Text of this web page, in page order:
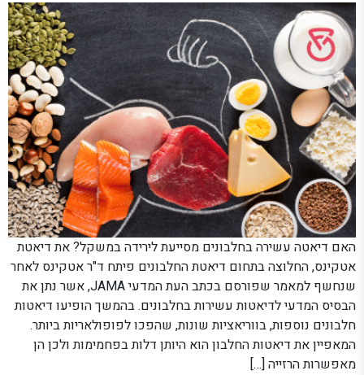
האם דיאטה עשירה בחלבונים מסייעת לירידה במשקל? את דיאטת
אטקינס, החלוצה בתחום דיאטת החלבונים פיתח ד"ר אטקינס לאחר
שנחשף למאמר שפורסם בכתב העת המדעי JAMA, אשר נתן את
הבסיס המדעי לדיאטות עשירות בחלבונים. בהמשך הופיעו דיאטות
חלבונים נוספות, בווריאציות שונות, שהפכו לפופולאריות ביותר.
המאפיין את דיאטות החלבון הוא היותן דלות בפחמימות ולכן הן
מאפשרות הרזייה […]